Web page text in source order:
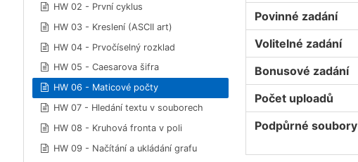
HW 02 - První cyklus
HW 03 - Kreslení (ASCII art)
HW 04 - Prvočíselný rozklad
HW 05 - Caesarova šifra
HW 06 - Maticové počty
HW 07 - Hledání textu v souborech
HW 08 - Kruhová fronta v poli
HW 09 - Načítání a ukládání grafu
Povinné zadání
Volitelné zadání
Bonusové zadání
Počet uploadů
Podpůrné soubory